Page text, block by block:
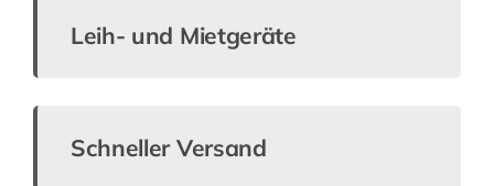
Leih- und Mietgeräte
Schneller Versand